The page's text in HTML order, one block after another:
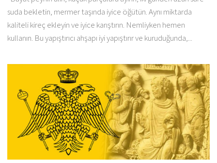
suda bekletin, mermer taşında iyice öğütün. Aynı miktarda
kaliteli kireç ekleyin ve iyice karıştırın. Nemliyken hemen
kullanın. Bu yapıştırıcı ahşapı iyi yapıştırır ve kuruduğunda,...